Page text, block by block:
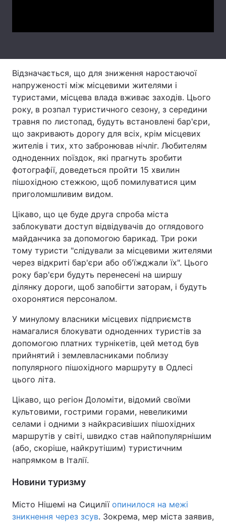
Тема оформлення
Відзначається, що для зниження наростаючої
напруженості між місцевими жителями і
туристами, місцева влада вживає заходів. Цього
року, в розпал туристичного сезону, з середини
травня по листопад, будуть встановлені бар'єри,
що закривають дорогу для всіх, крім місцевих
жителів і тих, хто забронював нічліг. Любителям
одноденних поїздок, які прагнуть зробити
фотографії, доведеться пройти 15 хвилин
пішохідною стежкою, щоб помилуватися цим
приголомшливим видом.
Цікаво, що це буде друга спроба міста
заблокувати доступ відвідувачів до оглядового
майданчика за допомогою барикад. Три роки
тому туристи "слідували за місцевими жителями
через відкриті бар'єри або об'їжджали їх". Цього
року бар'єри будуть перенесені на ширшу
ділянку дороги, щоб запобігти заторам, і будуть
охоронятися персоналом.
У минулому власники місцевих підприємств
намагалися блокувати одноденних туристів за
допомогою платних турнікетів, цей метод був
прийнятий і землевласниками поблизу
популярного пішохідного маршруту в Одлесі
цього літа.
Цікаво, що регіон Доломіти, відомий своїми
культовими, гострими горами, невеликими
селами і одними з найкрасивіших пішохідних
маршрутів у світі, швидко став найпопулярнішим
(або, скоріше, найкрутішим) туристичним
напрямком в Італії.
Новини туризму
Місто Нішемі на Сицилії опинилося на межі
зникнення через зсув. Зокрема, мер міста заявив,